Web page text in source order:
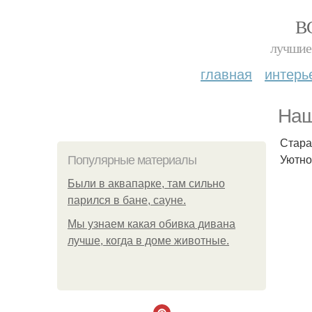
лучшие
главная
Популярные материалы
Были в аквапарке, там сильно
парился в бане, сауне.
Мы узнаем какая обивка дивана
лучше, когда в доме животные.